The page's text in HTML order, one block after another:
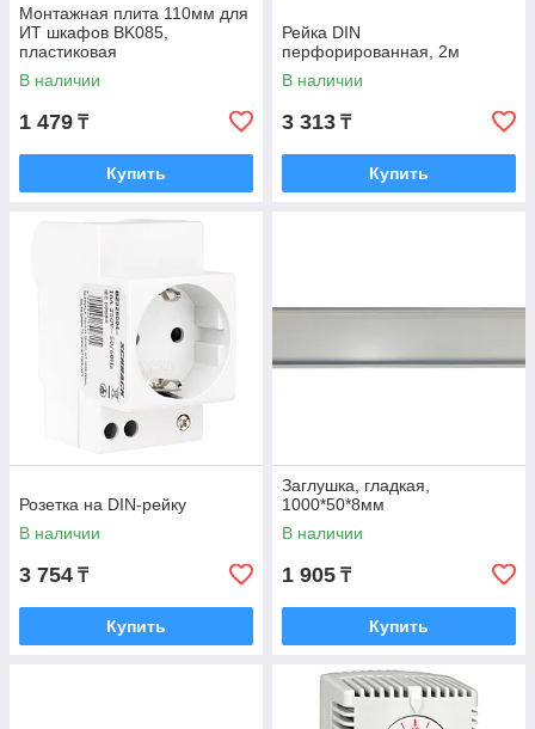
Монтажная плита 110мм для
ИТ шкафов BK085,
пластиковая
В наличии
1 479 ₸
Купить
Рейка DIN
перфорированная, 2м
В наличии
3 313 ₸
Купить
Розетка на DIN-рейку
В наличии
3 754 ₸
Купить
Заглушка, гладкая,
1000*50*8мм
В наличии
1 905 ₸
Купить